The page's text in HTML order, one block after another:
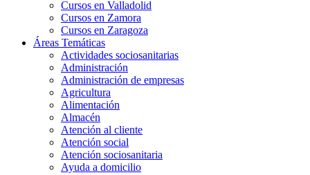
Cursos en Valladolid
Cursos en Zamora
Cursos en Zaragoza
Áreas Temáticas
Actividades sociosanitarias
Administración
Administración de empresas
Agricultura
Alimentación
Almacén
Atención al cliente
Atención social
Atención sociosanitaria
Ayuda a domicilio